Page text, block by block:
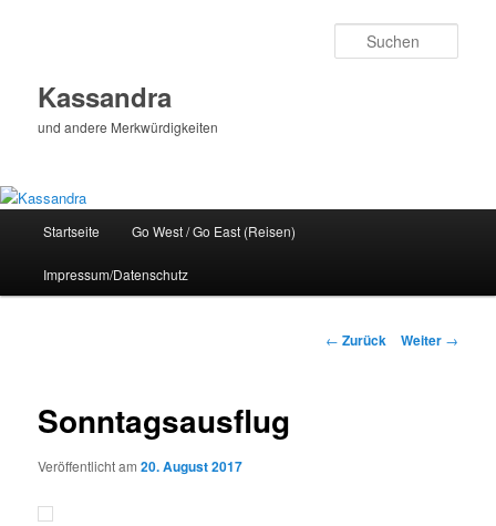
Kassandra
und andere Merkwürdigkeiten
Startseite Go West / Go East (Reisen)
Impressum/Datenschutz
Beitragsnavigation
← Zurück Weiter →
Sonntagsausflug
Veröffentlicht am20. August 2017